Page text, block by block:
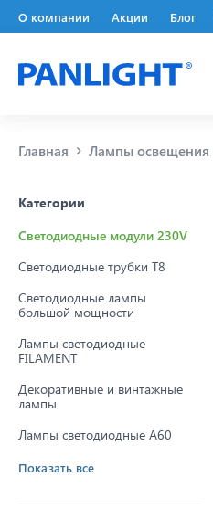
О компании Акции Блог
Главная Лампы освещения
Категории
Светодиодные модули 230V
Светодиодные трубки Т8
Светодиодные лампы
большой мощности
Лампы светодиодные
FILAMENT
Декоративные и винтажные
лампы
Лампы светодиодные A60
Показать все